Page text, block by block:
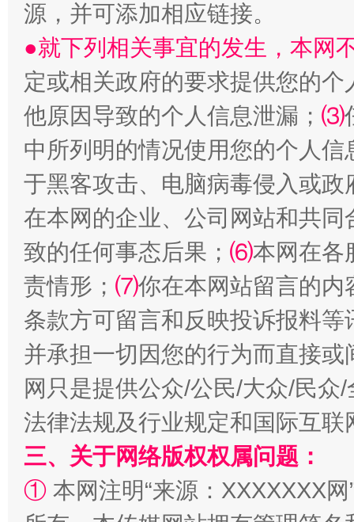
全民健身五年计划来了！等你上场
阿坝州三大球赛在茂县开幕 规模
国家大学科技园优化重塑工作
源，并可添加相应链接。
●就下列相关事宜的发生，本网
定或相关政府的要求提供您的个
他原因导致的个人信息泄漏； ⑶
中所列明的情况使用您的个人
于黑客攻击、电脑病毒侵入或
在本网的企业、公司网站和共
致的任何事态后果； ⑹本网在各
责情形； ⑺你在本网站留言的内
条款方可留言和反映投诉报料
并承担一切因您的行为而直接
网只是提供公众/公民/大众/民
法律法规及行业规定和国际互
三、关于网络版权权属问题：
① 本网注明“来源：XXXXXXX